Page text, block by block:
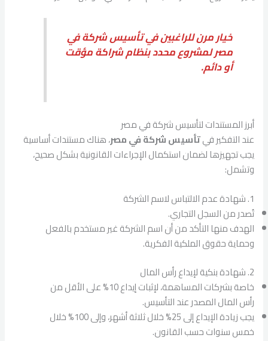
خيار مرن للراغبين في تأسيس شركة في
مصر لمشروع محدد بنظام شراكة مؤقت
أو دائم.
أبرز المستندات لتأسيس شركة في مصر
عند التفكير فيتأسيس شركة في مصر، هناك مستندات أساسية
يجب تجهيزها لضمان استكمال الإجراءات القانونية بشكل صحيح،
وتشمل:
1. شهادة عدم الالتباس لاسم الشركة
تُصدر من السجل التجاري.
الهدف منها التأكد من أن اسم الشركة غير مستخدم بالفعل
وحماية حقوق الملكية الفكرية.
2. شهادة بنكية لإيداع رأس المال
خاصة بشركات المساهمة، لإثبات إيداع 10% على الأقل من
رأس المال المصدر عند التأسيس.
يجب زيادة الإيداع إلى 25% خلال ثلاثة أشهر، وإلى 100% خلال
خمس سنوات حسب القانون.